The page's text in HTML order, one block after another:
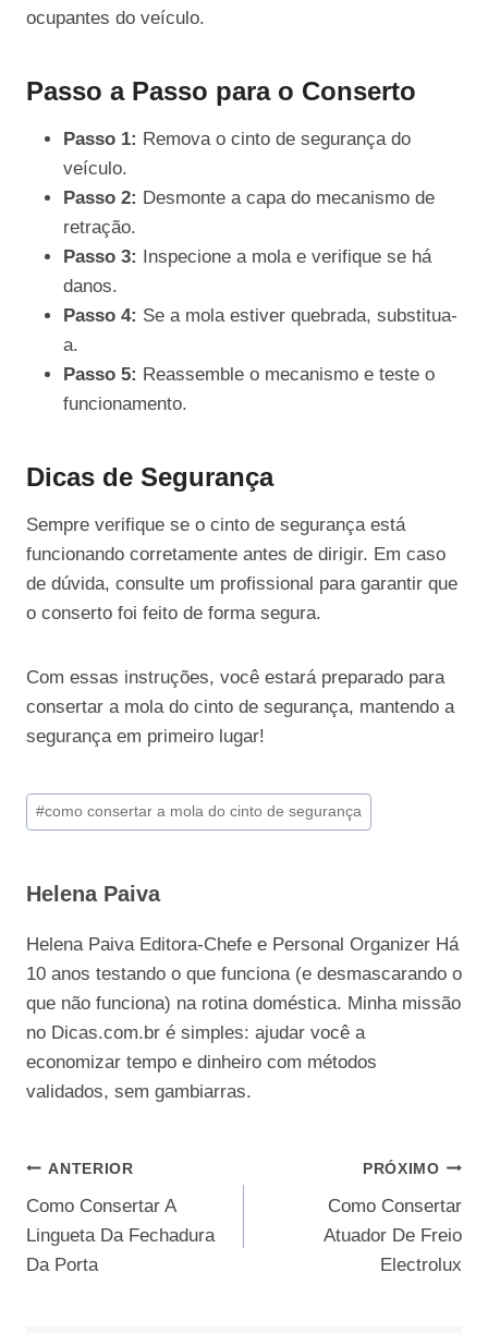
ocupantes do veículo.
Passo a Passo para o Conserto
Passo 1: Remova o cinto de segurança do
veículo.
Passo 2: Desmonte a capa do mecanismo de
retração.
Passo 3: Inspecione a mola e verifique se há
danos.
Passo 4: Se a mola estiver quebrada, substitua-
a.
Passo 5: Reassemble o mecanismo e teste o
funcionamento.
Dicas de Segurança
Sempre verifique se o cinto de segurança está
funcionando corretamente antes de dirigir. Em caso
de dúvida, consulte um profissional para garantir que
o conserto foi feito de forma segura.
Com essas instruções, você estará preparado para
consertar a mola do cinto de segurança, mantendo a
segurança em primeiro lugar!
Tags
do
#como consertar a mola do cinto de segurança
Helena Paiva
Helena Paiva Editora-Chefe e Personal Organizer Há
10 anos testando o que funciona (e desmascarando o
que não funciona) na rotina doméstica. Minha missão
no Dicas.com.br é simples: ajudar você a
economizar tempo e dinheiro com métodos
validados, sem gambiarras.
Navegação
de
Post
ANTERIOR
Como Consertar A
Lingueta Da Fechadura
Da Porta
PRÓXIMO
Como Consertar
Atuador De Freio
Electrolux